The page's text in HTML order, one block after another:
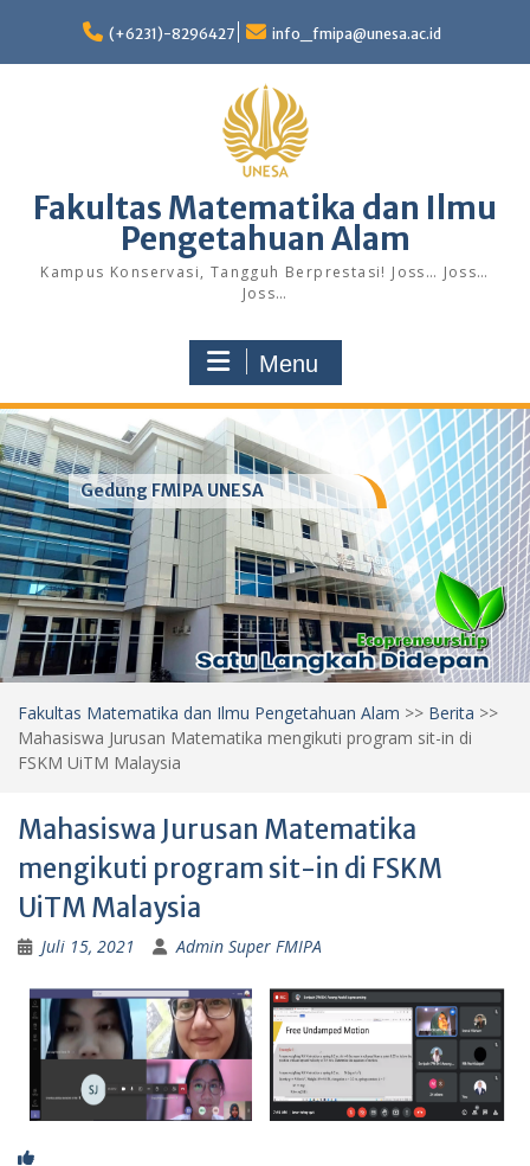
content
(+6231)-8296427 info_fmipa@unesa.ac.id
Fakultas Matematika dan Ilmu
Pengetahuan Alam
Kampus Konservasi, Tangguh Berprestasi! Joss… Joss…
Joss…
Menu
Gedung FMIPA UNESA
Fakultas Matematika dan Ilmu Pengetahuan Alam >> Berita >>
Mahasiswa Jurusan Matematika mengikuti program sit-in di
FSKM UiTM Malaysia
Mahasiswa Jurusan Matematika
mengikuti program sit-in di FSKM
UiTM Malaysia
Juli 15, 2021 Admin Super FMIPA